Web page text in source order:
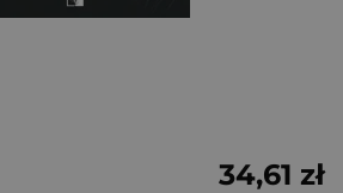
34,61 zł